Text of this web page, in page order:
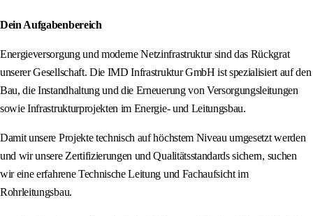
Dein Aufgabenbereich
Energieversorgung und moderne Netzinfrastruktur sind das Rückgrat
unserer Gesellschaft. Die IMD Infrastruktur GmbH ist spezialisiert auf den
Bau, die Instandhaltung und die Erneuerung von Versorgungsleitungen
sowie Infrastrukturprojekten im Energie- und Leitungsbau.
Damit unsere Projekte technisch auf höchstem Niveau umgesetzt werden
und wir unsere Zertifizierungen und Qualitätsstandards sichern, suchen
wir eine erfahrene Technische Leitung und Fachaufsicht im
Rohrleitungsbau.